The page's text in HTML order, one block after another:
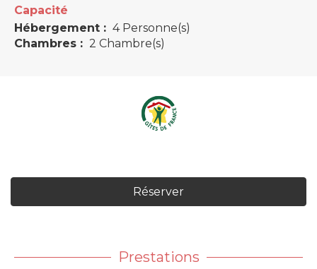
Capacité
Hébergement : 4 Personne(s)
Chambres : 2 Chambre(s)
Réserver
Prestations